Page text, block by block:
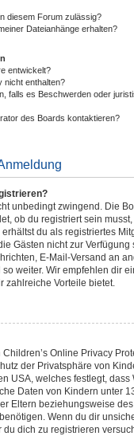
diesem Forum zulässig?
Dateianhänge erhalten?
entwickelt?
nicht enthalten?
falls es Beschwerden oder
des Boards kontaktieren?
unbedingt zwingend. Die
ob du registriert sein
du als registriertes
Gästen nicht zur Verfügung
E-Mail-Versand an
weiter. Wir empfehlen dir
zahlreiche Vorteile bietet.
Online Privacy
der Privatsphäre von
USA, welches festlegt, dass
Daten von Kindern unter
Eltern beziehungsweise
Wenn du dir
dich zu registrieren